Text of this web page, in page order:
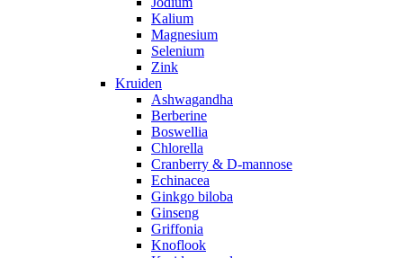
Kalium
Magnesium
Selenium
Zink
Kruiden
Ashwagandha
Berberine
Boswellia
Chlorella
Cranberry & D-mannose
Echinacea
Ginkgo biloba
Ginseng
Griffonia
Knoflook